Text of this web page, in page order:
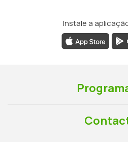
Instale a